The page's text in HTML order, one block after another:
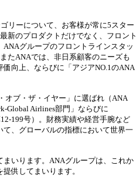
リーについて、お客様が常に5スター
新のプロダクトだけでなく、フロント
グループのフロントラインスタッ
たANAでは、非日系顧客のニーズも
向上、ならびに「アジアNO.1のANA
ブ・ザ・イヤー」に選ばれ（ANA
Global Airlines部門」ならびに
号）。財務実績や経営手腕など
、グローバルの指標において世界一
いります。ANAグループは、これか
供してまいります。